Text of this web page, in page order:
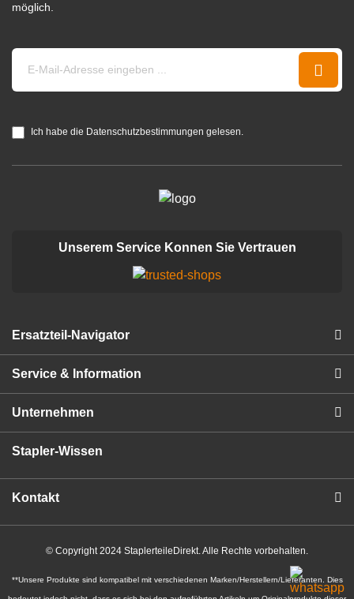
möglich.
Ich habe die Datenschutzbestimmungen gelesen.
Unserem Service Konnen Sie Vertrauen
Ersatzteil-Navigator
Service & Information
Unternehmen
Stapler-Wissen
Kontakt
© Copyright 2024 StaplerteileDirekt. Alle Rechte vorbehalten.
**Unsere Produkte sind kompatibel mit verschiedenen Marken/Herstellern/Lieferanten. Dies